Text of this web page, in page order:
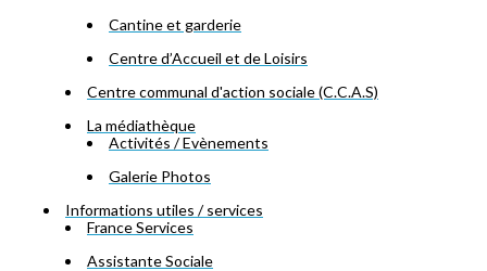
Cantine et garderie
Centre d’Accueil et de Loisirs
Centre communal d'action sociale (C.C.A.S)
La médiathèque
Activités / Evènements
Galerie Photos
Informations utiles / services
France Services
Assistante Sociale